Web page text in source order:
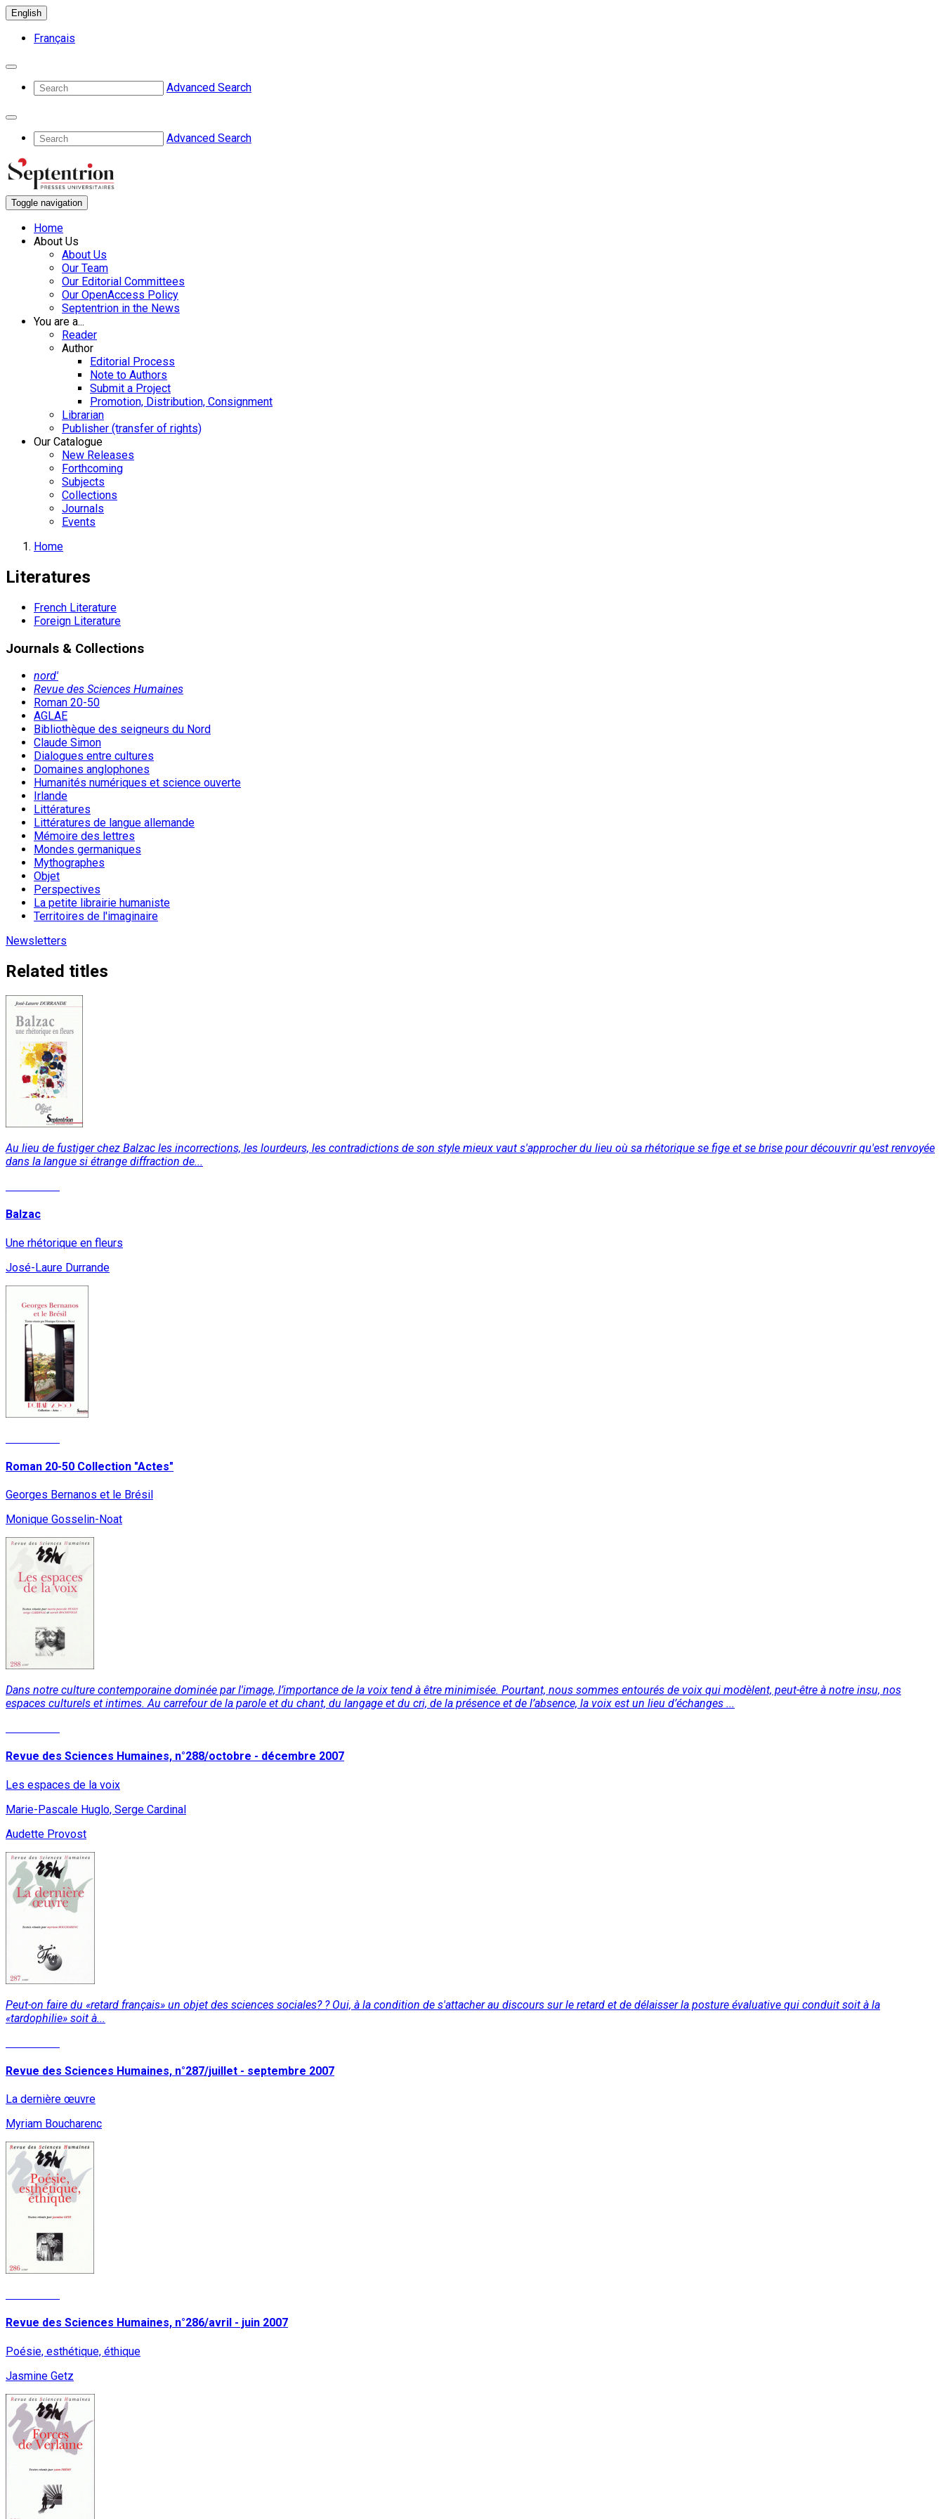
English
Français
Advanced Search
Advanced Search
Toggle navigation
Home
About Us
About Us
Our Team
Our Editorial Committees
Our OpenAccess Policy
Septentrion in the News
You are a...
Reader
Author
Editorial Process
Note to Authors
Submit a Project
Promotion, Distribution, Consignment
Librarian
Publisher (transfer of rights)
Our Catalogue
New Releases
Forthcoming
Subjects
Collections
Journals
Events
Home
Literatures
French Literature
Foreign Literature
Journals & Collections
nord'
Revue des Sciences Humaines
Roman 20-50
AGLAE
Bibliothèque des seigneurs du Nord
Claude Simon
Dialogues entre cultures
Domaines anglophones
Humanités numériques et science ouverte
Irlande
Littératures
Littératures de langue allemande
Mémoire des lettres
Mondes germaniques
Mythographes
Objet
Perspectives
La petite librairie humaniste
Territoires de l'imaginaire
Newsletters
Related titles
Au lieu de fustiger chez Balzac les incorrections, les lourdeurs, les contradictions de son style mieux vaut s'approcher du lieu où sa rhétorique se fige et se brise pour découvrir qu'est renvoyée
dans la langue si étrange diffraction de...
Balzac
Une rhétorique en fleurs
José-Laure Durrande
Roman 20-50 Collection "Actes"
Georges Bernanos et le Brésil
Monique Gosselin-Noat
Dans notre culture contemporaine dominée par l'image, l’importance de la voix tend à être minimisée. Pourtant, nous sommes entourés de voix qui modèlent, peut-être à notre insu, nos
espaces culturels et intimes. Au carrefour de la parole et du chant, du langage et du cri, de la présence et de l’absence, la voix est un lieu d’échanges ...
Revue des Sciences Humaines, n°288/octobre - décembre 2007
Les espaces de la voix
Marie-Pascale Huglo, Serge Cardinal
Audette Provost
Peut-on faire du «retard français» un objet des sciences sociales? ? Oui, à la condition de s'attacher au discours sur le retard et de délaisser la posture évaluative qui conduit soit à la
«tardophilie» soit à...
Revue des Sciences Humaines, n°287/juillet - septembre 2007
La dernière œuvre
Myriam Boucharenc
Revue des Sciences Humaines, n°286/avril - juin 2007
Poésie, esthétique, éthique
Jasmine Getz